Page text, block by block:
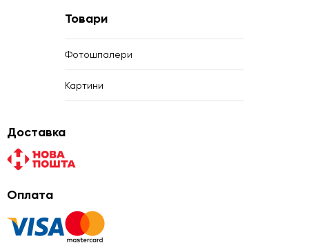
Товари
Фотошпалери
Картини
Доставка
Оплата